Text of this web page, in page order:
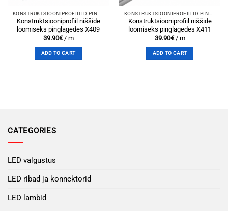
Konstruktsiooniprofiil niššide
loomiseks pinglagedes X409
39.90€ / m
ADD TO CART
Konstruktsiooniprofiil niššide
loomiseks pinglagedes X411
39.90€ / m
ADD TO CART
CATEGORIES
LED valgustus
LED ribad ja konnektorid
LED lambid